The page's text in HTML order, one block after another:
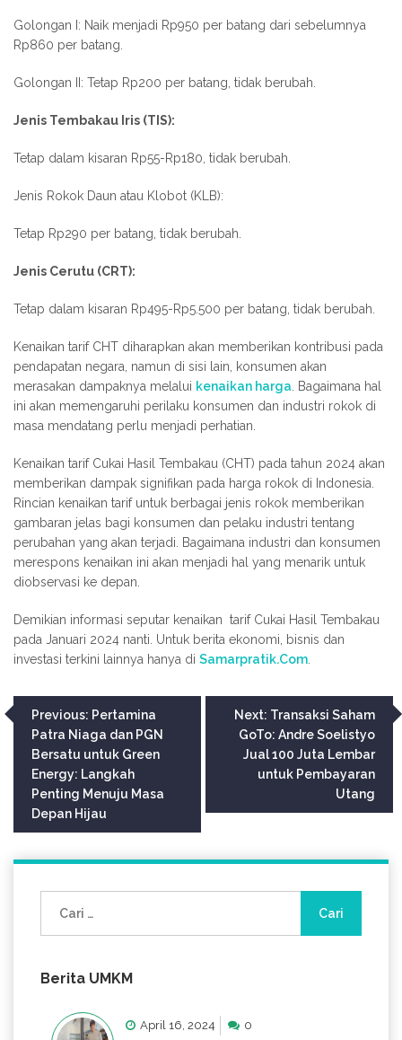
Golongan I: Naik menjadi Rp950 per batang dari sebelumnya
Rp860 per batang.
Golongan II: Tetap Rp200 per batang, tidak berubah.
Jenis Tembakau Iris (TIS):
Tetap dalam kisaran Rp55-Rp180, tidak berubah.
Jenis Rokok Daun atau Klobot (KLB):
Tetap Rp290 per batang, tidak berubah.
Jenis Cerutu (CRT):
Tetap dalam kisaran Rp495-Rp5.500 per batang, tidak berubah.
Kenaikan tarif CHT diharapkan akan memberikan kontribusi pada
pendapatan negara, namun di sisi lain, konsumen akan
merasakan dampaknya melalui kenaikan harga . Bagaimana hal
ini akan memengaruhi perilaku konsumen dan industri rokok di
masa mendatang perlu menjadi perhatian.
Kenaikan tarif Cukai Hasil Tembakau (CHT) pada tahun 2024 akan
memberikan dampak signifikan pada harga rokok di Indonesia.
Rincian kenaikan tarif untuk berbagai jenis rokok memberikan
gambaran jelas bagi konsumen dan pelaku industri tentang
perubahan yang akan terjadi. Bagaimana industri dan konsumen
merespons kenaikan ini akan menjadi hal yang menarik untuk
diobservasi ke depan.
Demikian informasi seputar kenaikan tarif Cukai Hasil Tembakau
pada Januari 2024 nanti. Untuk berita ekonomi, bisnis dan
investasi terkini lainnya hanya di Samarpratik.Com
Navigasi
pos
Previous: Pertamina
Patra Niaga dan PGN
Bersatu untuk Green
Energy: Langkah
Penting Menuju Masa
Depan Hijau
Next: Transaksi Saham
GoTo: Andre Soelistyo
Jual 100 Juta Lembar
untuk Pembayaran
Utang
untuk:
Berita UMKM
April 16, 2024 0